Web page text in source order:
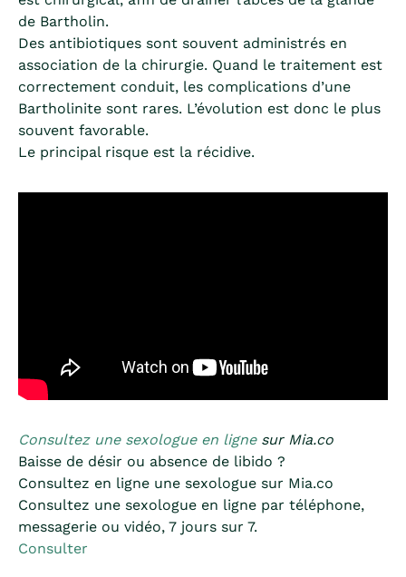
de Bartholin.
Des antibiotiques sont souvent administrés en
association de la chirurgie. Quand le traitement est
correctement conduit, les complications d’une
Bartholinite sont rares. L’évolution est donc le plus
souvent favorable.
Le principal risque est la récidive.
Consultez une sexologue en lignesur Mia.co
Baisse de désir ou absence de libido ?
Consultez en ligne une sexologue sur Mia.co
Consultez une sexologue en ligne par téléphone,
messagerie ou vidéo, 7 jours sur 7.
Consulter